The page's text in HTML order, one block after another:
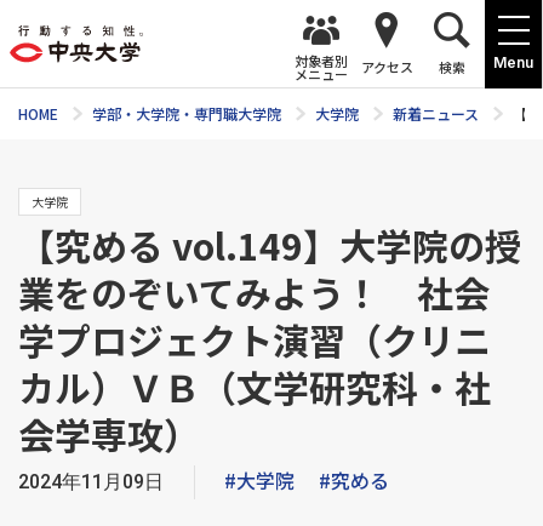
Menu
対象者別
メニュー アクセス 検索
HOME 学部・大学院・専門職大学院 大学院 新着ニュース 【
大学院
【究める vol.149】大学院の授
業をのぞいてみよう！ 社会
学プロジェクト演習（クリニ
カル）ＶＢ（文学研究科・社
会学専攻）
2024年11月09日 #大学院 #究める